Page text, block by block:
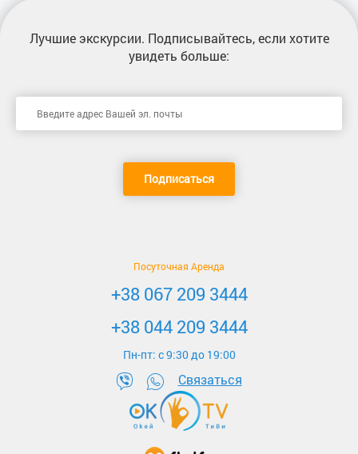
Лучшие экскурсии. Подписывайтесь, если хотите
увидеть больше:
Подписаться
Посуточная Аренда
+38 067 209 3444
+38 044 209 3444
Пн-пт: c 9:30 до 19:00
Связаться